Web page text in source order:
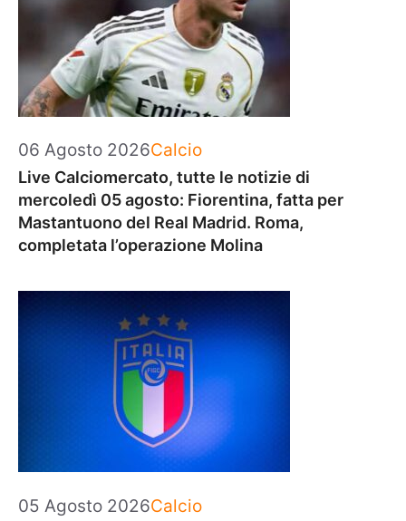
06 Agosto 2026Categorie
Calcio
Live Calciomercato, tutte le notizie di
mercoledì 05 agosto: Fiorentina, fatta per
Mastantuono del Real Madrid. Roma,
completata l’operazione Molina
05 Agosto 2026Categorie
Calcio